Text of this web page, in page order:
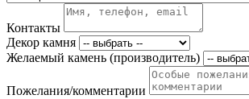
Контакты
Декор камня
Желаемый камень (производитель)
Пожелания/комментарии